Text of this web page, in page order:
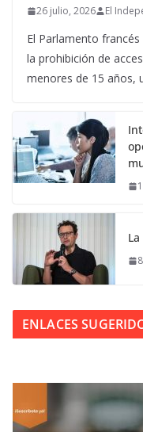
26 julio, 2026 El
El Parlamento
la prohibición de
menores de 15 años,
ENLACES